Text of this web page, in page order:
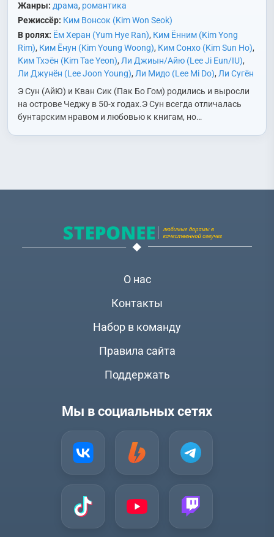
Жанры: драма, романтика
Режиссёр: Ким Вонсок (Kim Won Seok)
В ролях: Ём Херан (Yum Hye Ran), Ким Ённим (Kim Yong
Rim), Ким Ёнун (Kim Young Woong), Ким Сонхо (Kim Sun Ho),
Ким Тхэён (Kim Tae Yeon), Ли Джиын/Айю (Lee Ji Eun/IU),
Ли Джунён (Lee Joon Young), Ли Мидо (Lee Mi Do), Ли Сугён
(Lee Soo Kyung)
Ли Суми (Lee Soo Mi)
Moo)
Мун Сори (Moon So Ri) На Мунхи (Na Moon Hee)
Гиэ (Nam Ki Ae)
О Джонсе (Oh Jung Se)
Пак Богом (Park Bo Gum)
Дживон (Baek Ji Won),Хван Джэёль (Hwang Jae Yeol),Чон
Э Сун (АйЮ) и Кван Сик (Пак Бо Гом) родились и выросли
на острове Чеджу в 50-х годах.Э Сун всегда отличалась
бунтарским нравом и любовью к книгам, но…
О нас
Контакты
Набор в команду
Правила сайта
Поддержать
Мы в социальных сетях